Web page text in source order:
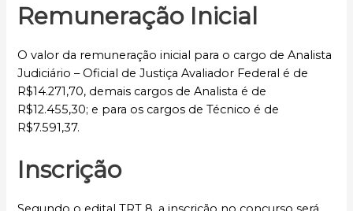
Remuneração Inicial
O valor da remuneração inicial para o cargo de Analista
Judiciário – Oficial de Justiça Avaliador Federal é de
R$14.271,70, demais cargos de Analista é de
R$12.455,30; e para os cargos de Técnico é de
R$7.591,37.
Inscrição